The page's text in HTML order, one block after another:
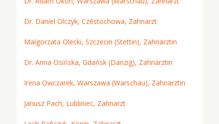
Dr. Daniel Olczyk, Czêstochowa, Zahnarzt
Małgorzata Olecki, Szczecin (Stettin), Zahnärztin
Dr. Anna Osińska, Gdańsk (Danzig), Zahnärztin
Irena Owczarek, Warszawa (Warschau), Zahnärztin
Janusz Pach, Lubliniec, Zahnarzt